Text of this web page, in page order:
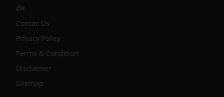
होम
Contac Us
Privacy Policy
Terms & Condition
Disclaimer
Sitemap